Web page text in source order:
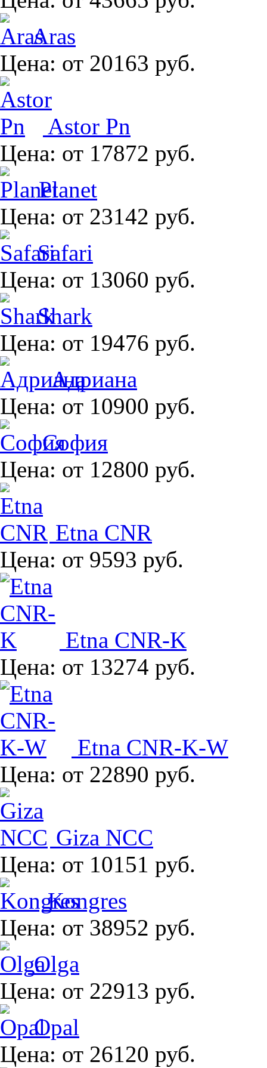
Aras
Цена: от 20163 руб.
Astor Pn
Цена: от 17872 руб.
Planet
Цена: от 23142 руб.
Safari
Цена: от 13060 руб.
Shark
Цена: от 19476 руб.
Адриана
Цена: от 10900 руб.
София
Цена: от 12800 руб.
Etna CNR
Цена: от 9593 руб.
Etna CNR-K
Цена: от 13274 руб.
Etna CNR-K-W
Цена: от 22890 руб.
Giza NCC
Цена: от 10151 руб.
Kongres
Цена: от 38952 руб.
Olga
Цена: от 22913 руб.
Opal
Цена: от 26120 руб.